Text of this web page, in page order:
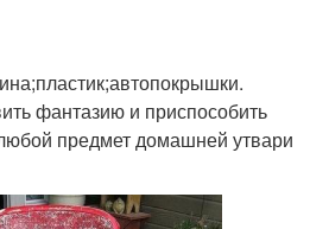
фантазию и приспособить
предмет домашней утвари